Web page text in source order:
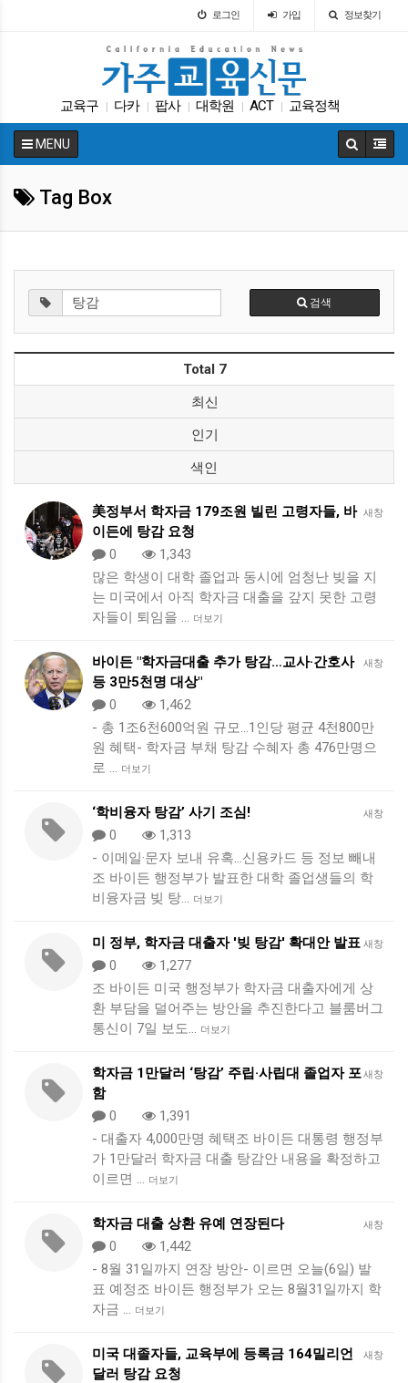
로그인 가입 정보찾기
교육구 다카 팝사 대학원 ACT 교육정책
교육구 코로나 입학원서 인터뷰
MENU
Tag Box
검색
Total 7
최신
인기
색인
새창
美정부서 학자금 179조원 빌린 고령자들, 바
이든에 탕감 요청
0
1,343
많은 학생이 대학 졸업과 동시에 엄청난 빚을 지
는 미국에서 아직 학자금 대출을 갚지 못한 고령
자들이 퇴임을 … 더보기
새창
바이든 "학자금대출 추가 탕감…교사·간호사
등 3만5천명 대상"
0
1,462
- 총 1조6천600억원 규모…1인당 평균 4천800만
원 혜택- 학자금 부채 탕감 수혜자 총 476만명으
로 … 더보기
새창
‘학비융자 탕감’ 사기 조심!
0
1,313
- 이메일·문자 보내 유혹…신용카드 등 정보 빼내
조 바이든 행정부가 발표한 대학 졸업생들의 학
비융자금 빚 탕… 더보기
새창
미 정부, 학자금 대출자 '빚 탕감' 확대안 발표
0
1,277
조 바이든 미국 행정부가 학자금 대출자에게 상
환 부담을 덜어주는 방안을 추진한다고 블룸버그
통신이 7일 보도… 더보기
새창
학자금 1만달러 ‘탕감’ 주립·사립대 졸업자 포
함
0
1,391
- 대출자 4,000만명 혜택조 바이든 대통령 행정부
가 1만달러 학자금 대출 탕감안 내용을 확정하고
이르면 … 더보기
새창
학자금 대출 상환 유예 연장된다
0
1,442
- 8월 31일까지 연장 방안- 이르면 오늘(6일) 발
표 예정조 바이든 행정부가 오는 8월31일까지 학
자금 … 더보기
새창
미국 대졸자들, 교육부에 등록금 164밀리언
달러 탕감 요청